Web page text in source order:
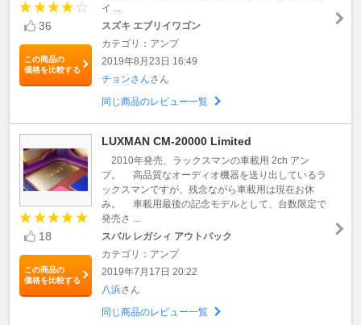
36
この商品の
価格を比較する
イ ...
スズキ エブリイワゴン
カテゴリ：アンプ
2019年8月23日 16:49
チョンさんさん
同じ商品のレビュー一覧
18
この商品の
価格を比較する
LUXMAN CM-20000 Limited
2010年発売、ラックスマンの車載用 2ch アン
プ。 高品質なオーディオ機器を送り出しているラ
ックスマンですが、残念ながら車載用は現在お休
み。 車載用最後の記念モデルとして、台数限定で
発売さ ...
スバル レガシィ アウトバック
カテゴリ：アンプ
2019年7月17日 20:22
八浜さん
同じ商品のレビュー一覧